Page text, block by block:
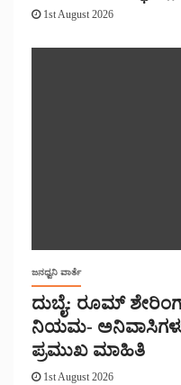
1st August 2026
ಜನಧ್ವನಿ ವಾರ್ತೆ
ದುಬೈ: ರೂಮ್
ನಿಯಮ- ಅನಿವಾಸಿಗಳು
ಪ್ರಮುಖ ಮಾಹಿತಿ
1st August 2026